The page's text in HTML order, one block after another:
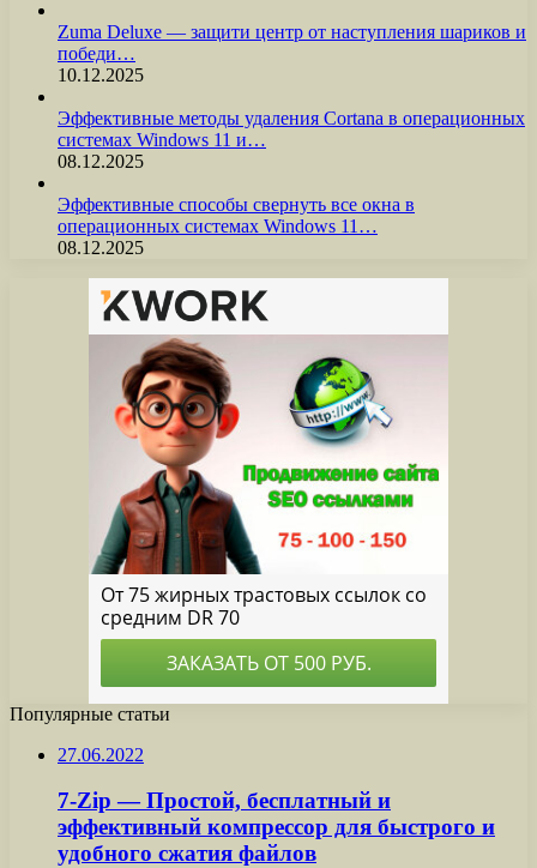
Zuma Deluxe — защити центр от наступления шариков и
победи…
10.12.2025
Эффективные методы удаления Cortana в операционных
системах Windows 11 и…
08.12.2025
Эффективные способы свернуть все окна в
операционных системах Windows 11…
08.12.2025
Популярные статьи
27.06.2022
7-Zip — Простой, бесплатный и
эффективный компрессор для быстрого и
удобного сжатия файлов